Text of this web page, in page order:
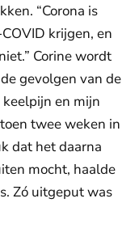
“Corona is
krijgen, en
Corine wordt
gevolgen van de
en mijn
twee weken in
dat het daarna
mocht, haalde
Zó uitgeput was